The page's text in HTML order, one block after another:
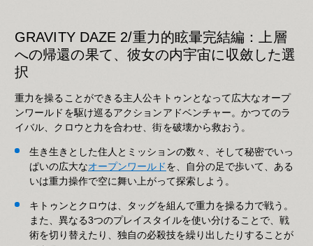
GRAVITY DAZE 2/重力的眩暈完結編：上層
への帰還の果て、彼女の内宇宙に収斂した選
択
重力を操ることができる主人公キトゥンとなって広大なオープ
ンワールドを駆け巡るアクションアドベンチャー。かつてのラ
イバル、クロウと力を合わせ、街を破壊から救おう。
生き生きとした住人とミッションの数々、そして秘密でいっ
ぱいの広大なオープンワールドを、自分の足で歩いて、ある
いは重力操作で空に舞い上がって探索しよう。
キトゥンとクロウは、タッグを組んで重力を操る力で戦う。
また、異なる3つのプレイスタイルを使い分けることで、戦
術を切り替えたり、独自の必殺技を繰り出したりすることが